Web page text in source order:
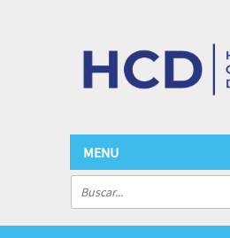
MENU